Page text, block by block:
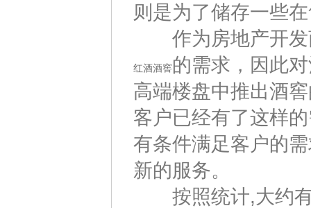
则是为了储存一些
作为房地产开发
红酒酒窖的需求，因此
高端楼盘中推出酒
客户已经有了这样
有条件满足客户的
新的服务。
按照统计,大约有